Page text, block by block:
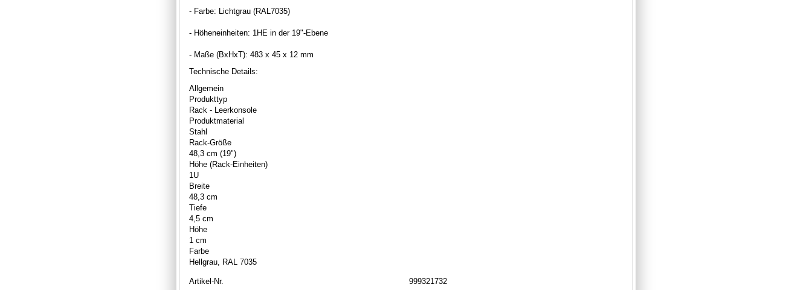
- Farbe: Lichtgrau (RAL7035)
- Höheneinheiten: 1HE in der 19"-Ebene
- Maße (BxHxT): 483 x 45 x 12 mm
Technische Details:
Allgemein
Produkttyp
Rack - Leerkonsole
Produktmaterial
Stahl
Rack-Größe
48,3 cm (19")
Höhe (Rack-Einheiten)
1U
Breite
48,3 cm
Tiefe
4,5 cm
Höhe
1 cm
Farbe
Hellgrau, RAL 7035
Artikel-Nr.
999321732